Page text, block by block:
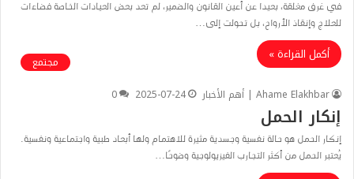
في غرف مغلقة، بعيدا عن أعين القانون والضمير، لم تعد بعض العيادات الخاصة فضاءات
للعلاج وإنقاذ الأرواح، بل تحولت إلى…
أكمل القراءة »
مجتمع
Ahame Elakhbar | أهم الأخبار
2025-07-24
0
إنكار الحمل
إنكار الحمل هو حالة نفسية وجسدية مثيرة للاهتمام ولها أبعاد طبية واجتماعية ونفسية.
يُعتبر الحمل من أكثر التجارب الفيزيولوجية وضوحًا…